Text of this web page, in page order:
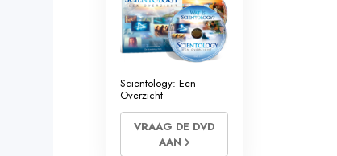
Scientology: Een
Overzicht
VRAAG DE DVD
AAN